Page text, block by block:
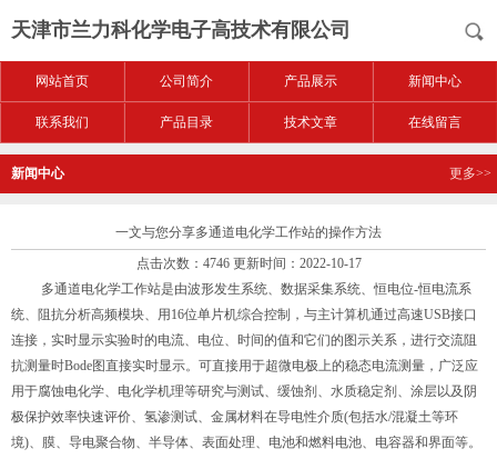
天津市兰力科化学电子高技术有限公司
网站首页 公司简介 产品展示 新闻中心
联系我们 产品目录 技术文章 在线留言
新闻中心 更多>>
一文与您分享多通道电化学工作站的操作方法
点击次数：4746 更新时间：2022-10-17
多通道电化学工作站是由波形发生系统、数据采集系统、恒电位-恒电流系
统、阻抗分析高频模块、用16位单片机综合控制，与主计算机通过高速USB接口
连接，实时显示实验时的电流、电位、时间的值和它们的图示关系，进行交流阻
抗测量时Bode图直接实时显示。可直接用于超微电极上的稳态电流测量，广泛应
用于腐蚀电化学、电化学机理等研究与测试、缓蚀剂、水质稳定剂、涂层以及阴
极保护效率快速评价、氢渗测试、金属材料在导电性介质(包括水/混凝土等环
境)、膜、导电聚合物、半导体、表面处理、电池和燃料电池、电容器和界面等。